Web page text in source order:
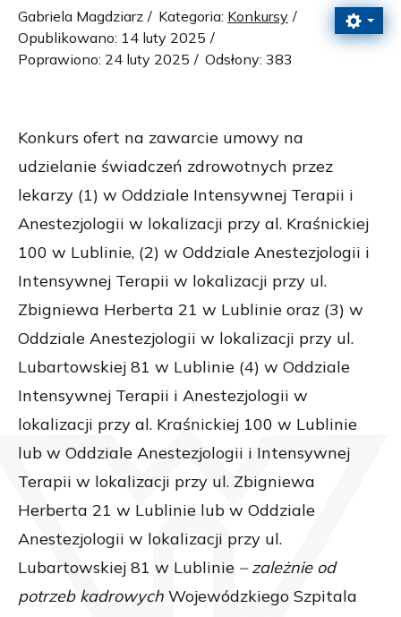
Gabriela Magdziarz Kategoria: Konkursy
Opublikowano: 14 luty 2025
Poprawiono: 24 luty 2025
Odsłony: 383
Konkurs ofert na zawarcie umowy na
udzielanie świadczeń zdrowotnych przez
lekarzy (1) w Oddziale Intensywnej Terapii i
Anestezjologii w lokalizacji przy al. Kraśnickiej
100 w Lublinie, (2) w Oddziale Anestezjologii i
Intensywnej Terapii w lokalizacji przy ul.
Zbigniewa Herberta 21 w Lublinie oraz (3) w
Oddziale Anestezjologii w lokalizacji przy ul.
Lubartowskiej 81 w Lublinie (4) w Oddziale
Intensywnej Terapii i Anestezjologii w
lokalizacji przy al. Kraśnickiej 100 w Lublinie
lub w Oddziale Anestezjologii i Intensywnej
Terapii w lokalizacji przy ul. Zbigniewa
Herberta 21 w Lublinie lub w Oddziale
Anestezjologii w lokalizacji przy ul.
Lubartowskiej 81 w Lublinie – zależnie od
potrzeb kadrowych Wojewódzkiego Szpitala